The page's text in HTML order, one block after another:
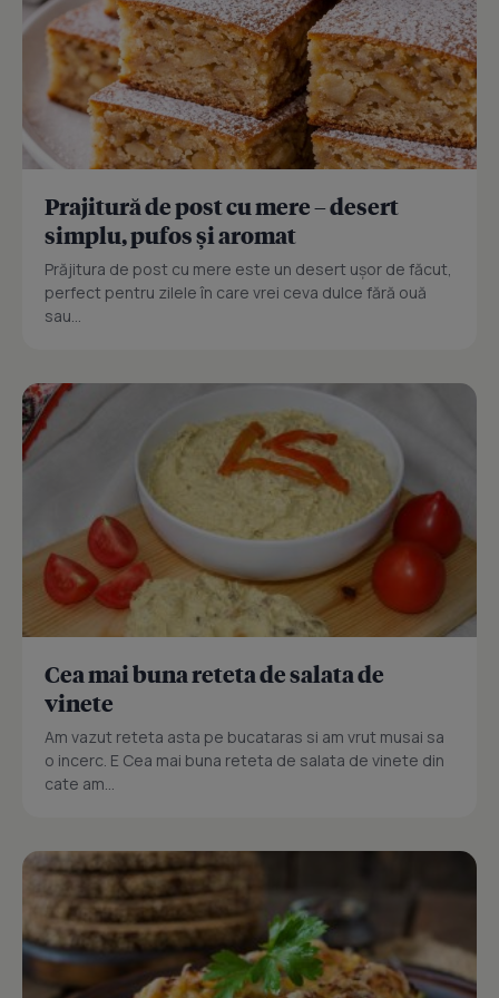
Prajitură de post cu mere – desert
simplu, pufos și aromat
Prăjitura de post cu mere este un desert ușor de făcut,
perfect pentru zilele în care vrei ceva dulce fără ouă
sau...
Cea mai buna reteta de salata de
vinete
Am vazut reteta asta pe bucataras si am vrut musai sa
o incerc. E Cea mai buna reteta de salata de vinete din
cate am...